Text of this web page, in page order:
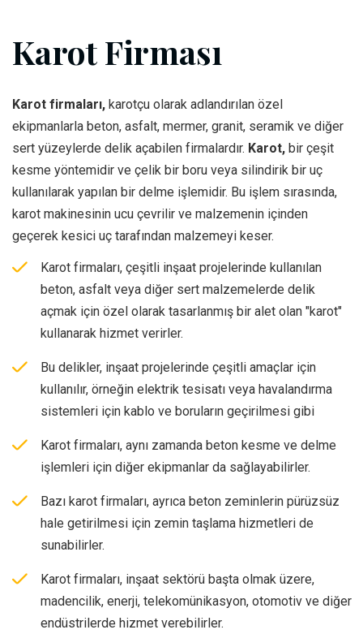
Karot Firması
Karot firmaları, karotçu olarak adlandırılan özel
ekipmanlarla beton, asfalt, mermer, granit, seramik ve diğer
sert yüzeylerde delik açabilen firmalardır. Karot, bir çeşit
kesme yöntemidir ve çelik bir boru veya silindirik bir uç
kullanılarak yapılan bir delme işlemidir. Bu işlem sırasında,
karot makinesinin ucu çevrilir ve malzemenin içinden
geçerek kesici uç tarafından malzemeyi keser.
Karot firmaları, çeşitli inşaat projelerinde kullanılan
beton, asfalt veya diğer sert malzemelerde delik
açmak için özel olarak tasarlanmış bir alet olan "karot"
kullanarak hizmet verirler.
Bu delikler, inşaat projelerinde çeşitli amaçlar için
kullanılır, örneğin elektrik tesisatı veya havalandırma
sistemleri için kablo ve boruların geçirilmesi gibi
Karot firmaları, aynı zamanda beton kesme ve delme
işlemleri için diğer ekipmanlar da sağlayabilirler.
Bazı karot firmaları, ayrıca beton zeminlerin pürüzsüz
hale getirilmesi için zemin taşlama hizmetleri de
sunabilirler.
Karot firmaları, inşaat sektörü başta olmak üzere,
madencilik, enerji, telekomünikasyon, otomotiv ve diğer
endüstrilerde hizmet verebilirler.